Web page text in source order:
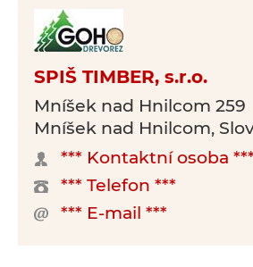
SPIŠ TIMBER, s.r.o.
Mníšek nad Hnilcom 259
Mníšek nad Hnilcom,
*** Kontaktní osoba ***
*** Telefon ***
*** E-mail ***